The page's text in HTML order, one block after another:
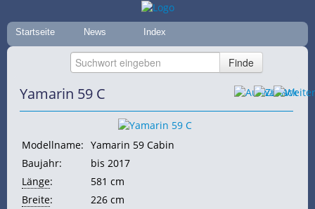
Startseite News Index
Yamarin 59 C
Modellname: Yamarin 59 Cabin
Baujahr:
bis 2017
Länge:
581 cm
Breite:
226 cm